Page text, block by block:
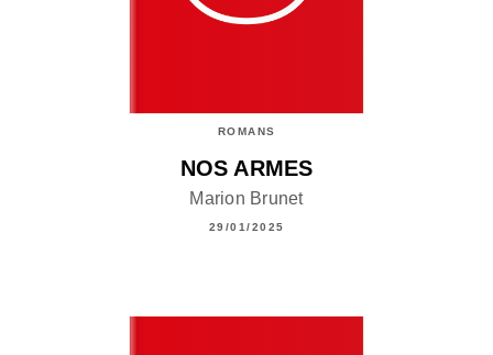
ROMANS
NOS ARMES
Marion Brunet
29/01/2025